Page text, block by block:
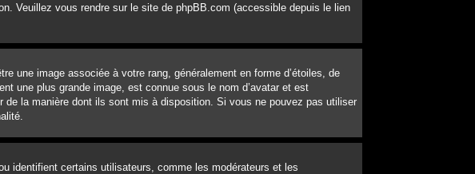
Veuillez vous rendre sur le site de phpBB.com (accessible depuis le lien
une image associée à votre rang, généralement en forme d’étoiles, de
une plus grande image, est connue sous le nom d’avatar et est
de la manière dont ils sont mis à disposition. Si vous ne pouvez pas utiliser
identifient certains utilisateurs, comme les modérateurs et les